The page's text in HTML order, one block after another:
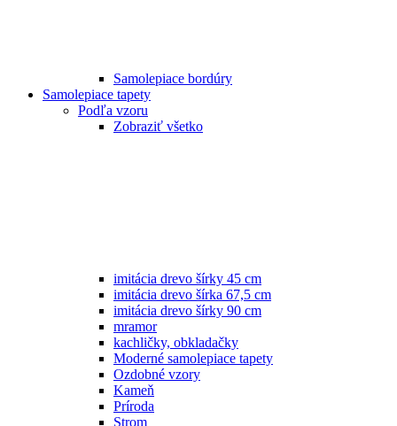
Samolepiace bordúry
Samolepiace tapety
Podľa vzoru
Zobraziť všetko
imitácia drevo šírky 45 cm
imitácia drevo šírka 67,5 cm
imitácia drevo šírky 90 cm
mramor
kachličky, obkladačky
Moderné samolepiace tapety
Ozdobné vzory
Kameň
Príroda
Strom